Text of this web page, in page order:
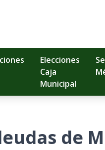
Elecciones
Caja
Municipal
de